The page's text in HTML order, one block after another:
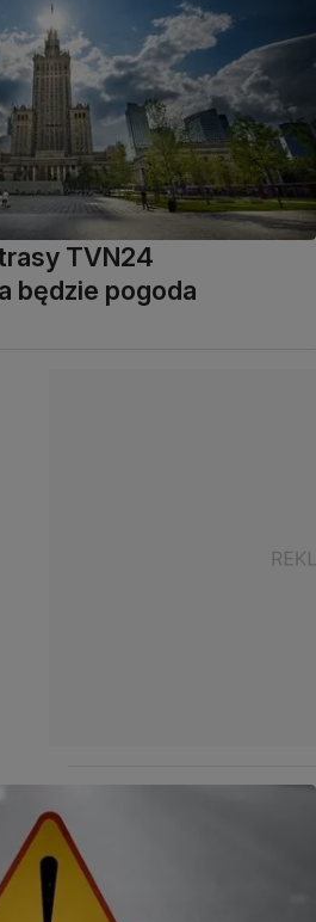
TVN24
będzie pogoda